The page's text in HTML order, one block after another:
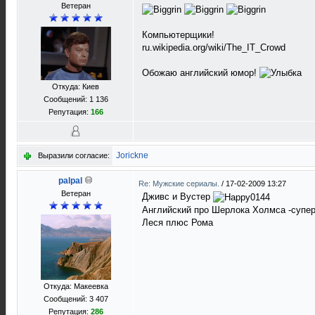
Ветеран
Откуда: Киев
Сообщений: 1 136
Репутация: 166
Компьютерщики!
ru.wikipedia.org/wiki/The_IT_Crowd
Обожаю английский юмор!
Выразили согласие: Jorickne
palpal
Ветеран
Откуда: Макеевка
Сообщений: 3 407
Репутация: 286
Re: Мужские сериалы. / 17-02-2009 13:27
Дживс и Вустер
Английский про Шерлока Холмса -супер
Леся плюс Рома